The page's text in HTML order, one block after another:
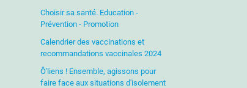
Choisir sa santé. Education -
Prévention - Promotion
Calendrier des vaccinations et
recommandations vaccinales 2024
Ô'liens ! Ensemble, agissons pour
faire face aux situations d'isolement